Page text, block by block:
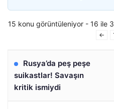
15 konu görüntüleniyor - 16 ile
←
Rusya’da peş peşe
suikastlar! Savaşın
kritik ismiydi